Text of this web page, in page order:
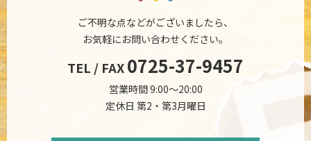
ご不明な点などがございましたら、
お気軽にお問い合わせください。
TEL / FAX0725-37-9457
営業時間 9:00～20:00
定休日 第2・第3月曜日